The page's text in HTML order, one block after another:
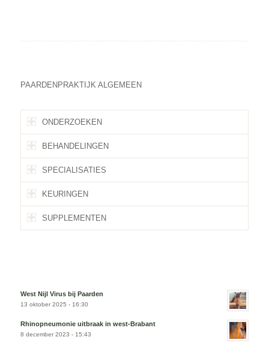
PAARDENPRAKTIJK ALGEMEEN
ONDERZOEKEN
BEHANDELINGEN
SPECIALISATIES
KEURINGEN
SUPPLEMENTEN
West Nijl Virus bij Paarden
13 oktober 2025 - 16:30
Rhinopneumonie uitbraak in west-Brabant
8 december 2023 - 15:43